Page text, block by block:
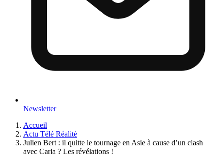
Newsletter
Accueil
Actu Télé Réalité
Julien Bert : il quitte le tournage en Asie à cause d’un clash
avec Carla ? Les révélations !